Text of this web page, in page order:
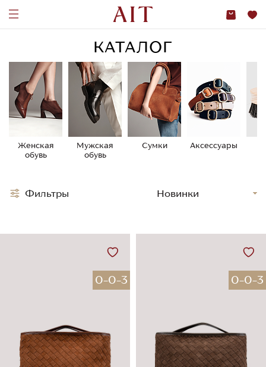
КАТАЛОГ
Женская
обувь
Мужская
обувь
Сумки Аксессуары
0-0-3 0-0-3
Фильтры